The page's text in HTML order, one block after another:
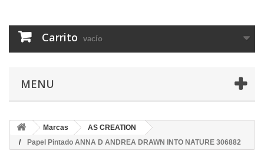
Carrito vacío
MENU
Marcas
AS CREATION
Papel Pintado ANNA D ANDREA DRAWN INTO NATURE 306882